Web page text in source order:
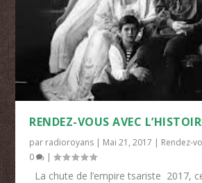
RENDEZ-VOUS AVEC
par radioroyans | Mai 21, 2017 | Rendez-
0
|
La chute de l’empire tsariste 2017,